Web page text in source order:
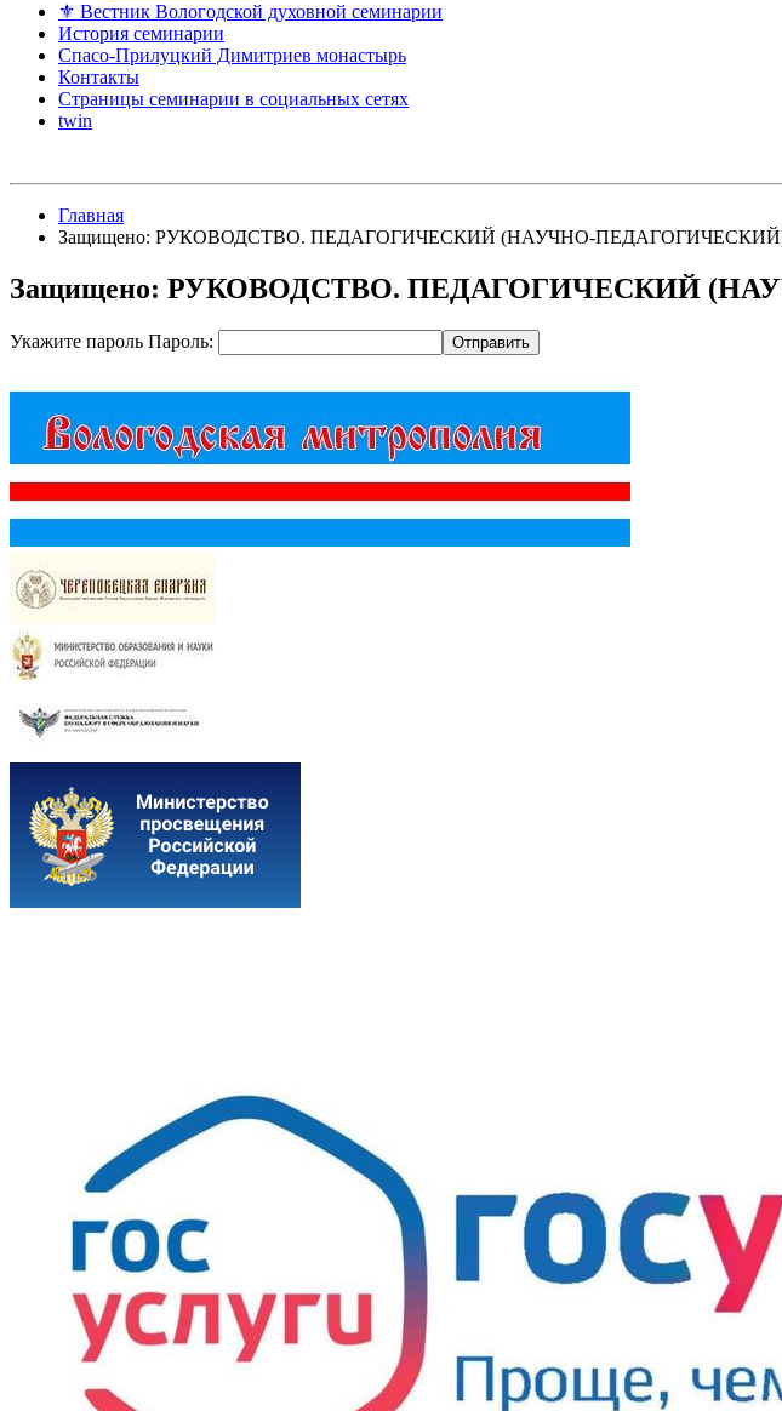
⚜ Вестник Вологодской духовной семинарии
История семинарии
Спасо-Прилуцкий Димитриев монастырь
Контакты
Страницы семинарии в социальных сетях
twin
Главная
Защищено: РУКОВОДСТВО. ПЕДАГОГИЧЕСКИЙ (НАУЧНО-
Защищено: РУКОВОДСТВО. ПЕДАГОГИЧЕСКИЙ
Укажите пароль Пароль: